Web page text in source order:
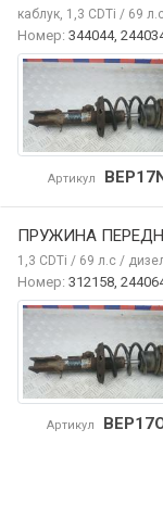
каблук, 1,3 CDTi / 69
Номер: 344044,
Артикул
ПРУЖИНА
1,3 CDTi / 69 л.с /
Номер: 312158,
Артикул